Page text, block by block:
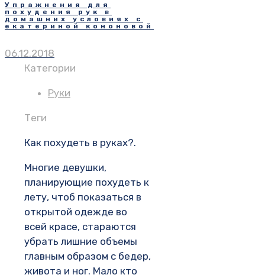
Упражнения для
похудения рук в
домашних условиях с
екатериной кононовой
06.12.2018
Категории
Руки
Теги
Как похудеть в руках?.
Многие девушки,
планирующие похудеть к
лету, чтоб показаться в
открытой одежде во
всей красе, стараются
убрать лишние объемы
главным образом с бедер,
живота и ног. Мало кто